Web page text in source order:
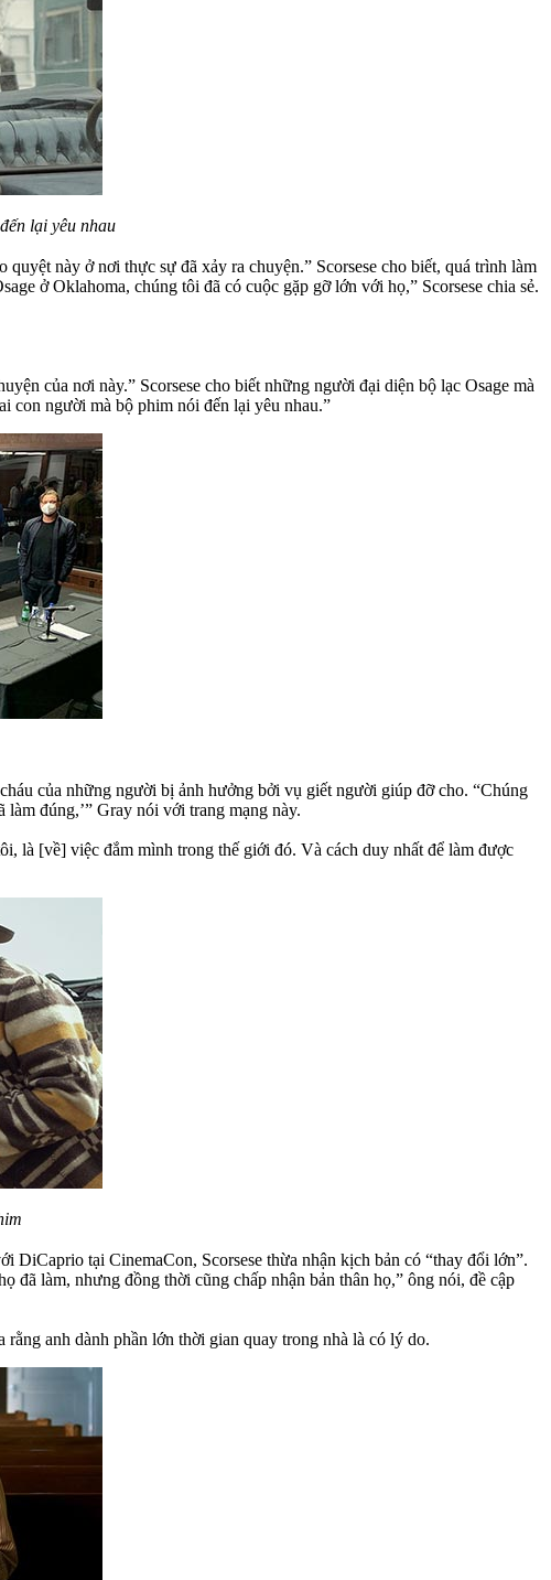
lại yêu nhau
này ở nơi thực sự đã xảy ra chuyện.” Scorsese cho biết, quá trình làm
ở Oklahoma, chúng tôi đã có cuộc gặp gỡ lớn với họ,” Scorsese chia sẻ.
của nơi này.” Scorsese cho biết những người đại diện bộ lạc Osage mà
con người mà bộ phim nói đến lại yêu nhau.”
của những người bị ảnh hưởng bởi vụ giết người giúp đỡ cho. “Chúng
đúng,’” Gray nói với trang mạng này.
là [về] việc đắm mình trong thế giới đó. Và cách duy nhất để làm được
tại CinemaCon, Scorsese thừa nhận kịch bản có “thay đổi lớn”.
đã làm, nhưng đồng thời cũng chấp nhận bản thân họ,” ông nói, đề cập
anh dành phần lớn thời gian quay trong nhà là có lý do.